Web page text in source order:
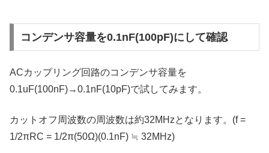
コンデンサ容量を0.1nF(100pF)にして確認
ACカップリング回路のコンデンサ容量を
0.1uF(100nF)→0.1nF(10pF)で試してみます。
カットオフ周波数の周波数は約32MHzとなります。(f =
1/2πRC = 1/2π(50Ω)(0.1nF) ≒ 32MHz)